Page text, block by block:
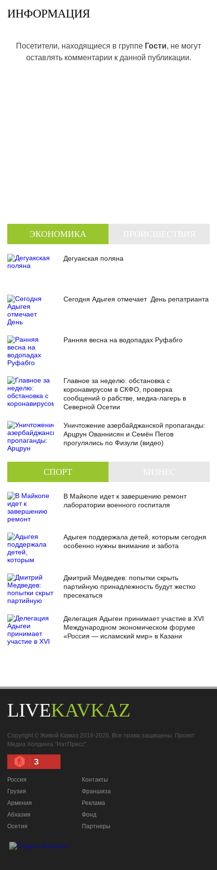
ИНФОРМАЦИЯ
Посетители, находящиеся в группе Гости, не могут
оставлять комментарии к данной публикации.
ЭКОНОМИКА
Дегуакская поляна
Сегодня Адыгея отмечает День репатрианта
Ранняя весна на водопадах Руфабго
Главное за неделю: обстановка с
коронавирусом в СКФО, проверка
сообщений о рабстве, медиа-лагерь в
Северной Осетии
Уничтожение азербайджанской пропаганды:
Арцрун Ованнисян и Семён Пегов
прогулялись по Физули (видео)
СПОРТ
В Майкопе идет к завершению ремонт
лаборатории военного госпиталя
Адыгея поддержала детей, которым сегодня
особенно нужны внимание и забота
Дмитрий Медведев: попытки скрыть
партийную принадлежность будут жестко
пресекаться
Делегация Адыгеи принимает участие в XVI
Международном экономическом форуме
«Россия — исламский мир» в Казани
LIVEKAVKAZ
Copyright © Живой Кавказ 2018-2026. Все права защищены. Проект
Медиа Холдинга "НатПресс".
3
Россия
Грузия
Армения
Абхазия
Осетия
Контакты
Франшиза
Реклама
Фонд
Партнеры